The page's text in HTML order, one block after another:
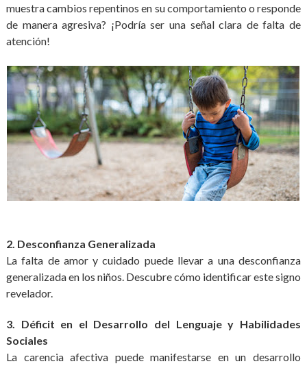
muestra cambios repentinos en su comportamiento o responde
de manera agresiva? ¡Podría ser una señal clara de falta de
atención!
2. Desconfianza Generalizada
La falta de amor y cuidado puede llevar a una desconfianza
generalizada en los niños. Descubre cómo identificar este signo
revelador.
3. Déficit en el Desarrollo del Lenguaje y Habilidades
Sociales
La carencia afectiva puede manifestarse en un desarrollo